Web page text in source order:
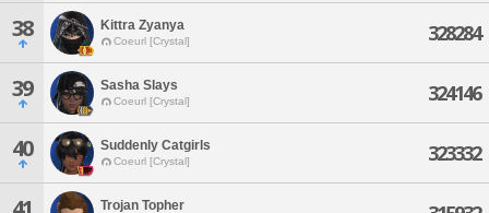
38 Kittra Zyanya
Coeurl [Crystal] 328284
39 Sasha Slays
Coeurl [Crystal] 324146
40 Suddenly Catgirls
Coeurl [Crystal] 323332
Trojan Topher